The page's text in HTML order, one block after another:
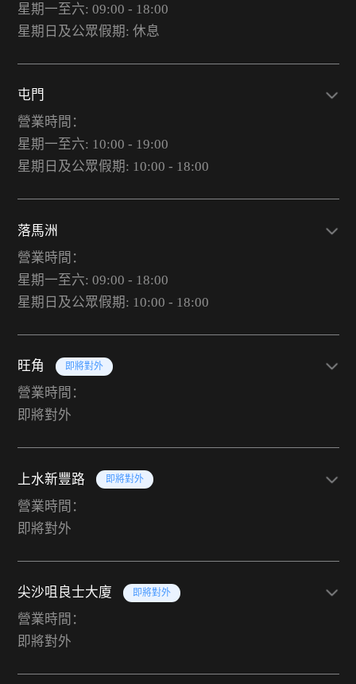
星期一至六: 09:00 - 18:00
星期日及公眾假期: 休息
屯門
營業時間：
星期一至六: 10:00 - 19:00
星期日及公眾假期: 10:00 - 18:00
落馬洲
營業時間：
星期一至六: 09:00 - 18:00
星期日及公眾假期: 10:00 - 18:00
旺角 即將對外
營業時間：
即將對外
上水新豐路 即將對外
營業時間：
即將對外
尖沙咀良士大廈 即將對外
營業時間：
即將對外